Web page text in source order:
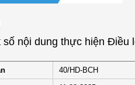
nội dung thực hiện Điều
40/HD-BCH